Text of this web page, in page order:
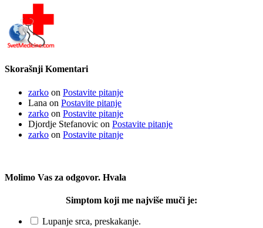
Skorašnji Komentari
zarko on Postavite pitanje
Lana on Postavite pitanje
zarko on Postavite pitanje
Djordje Stefanovic on Postavite pitanje
zarko on Postavite pitanje
Molimo Vas za odgovor. Hvala
Simptom koji me najviše muči je:
Lupanje srca, preskakanje.